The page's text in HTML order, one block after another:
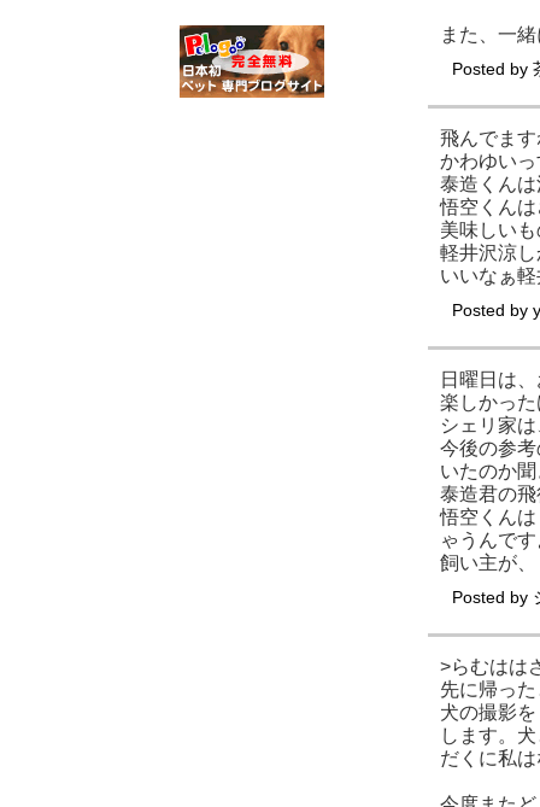
また、一
Posted by
飛んでま
かわゆい
泰造くん
悟空くん
美味しい
軽井沢涼
いいなぁ
Posted by
日曜日は
楽しかっ
シェリ家
今後の参
いたのか
泰造君の
悟空くん
ゃうんで
飼い主が
Posted by
>らむはは
先に帰っ
犬の撮影
します。
だくに私